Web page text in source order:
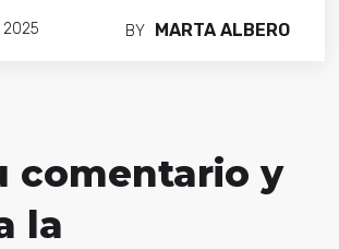
BY MARTA ALBERO
comentario y
la